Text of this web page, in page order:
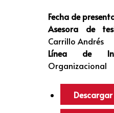
Fecha de
Asesora de
Carrillo Andrés
Línea de
Organizacional
Descargar